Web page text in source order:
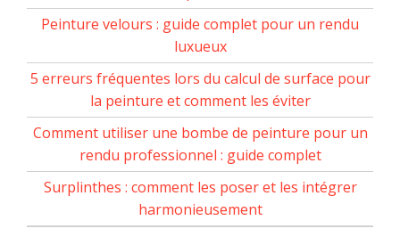
Peinture velours : guide complet pour un rendu
luxueux
5 erreurs fréquentes lors du calcul de surface pour
la peinture et comment les éviter
Comment utiliser une bombe de peinture pour un
rendu professionnel : guide complet
Surplinthes : comment les poser et les intégrer
harmonieusement